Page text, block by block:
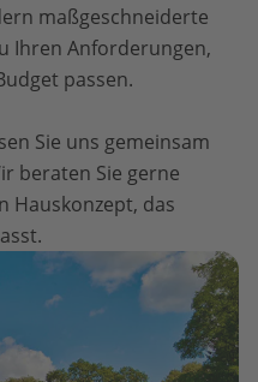
maßgeschneiderte
Ihren Anforderungen,
passen.
Sie uns gemeinsam
beraten Sie gerne
Hauskonzept, das